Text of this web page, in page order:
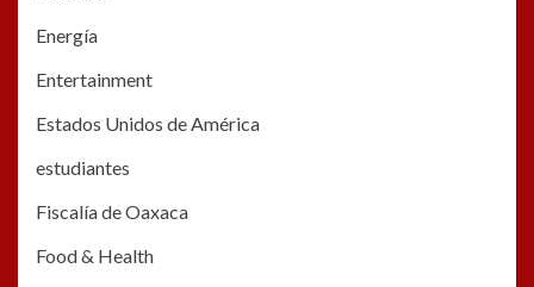
Energía
Entertainment
Estados Unidos de América
estudiantes
Fiscalía de Oaxaca
Food & Health